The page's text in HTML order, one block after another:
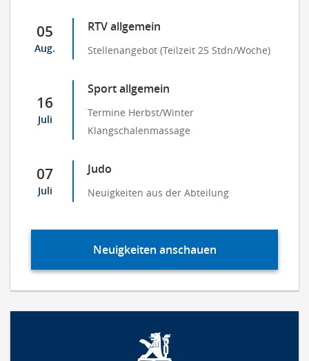
05
Aug.
RTV allgemein
Stellenangebot (Teilzeit 25 Stdn/Woche)
16
Juli
Sport allgemein
Termine Herbst/Winter
Klangschalenmassage
07
Juli
Judo
Neuigkeiten aus der Abteilung
Neuigkeiten anschauen